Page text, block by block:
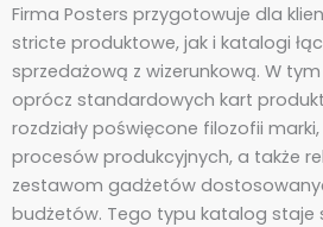
Firma Posters przygotowuje dla
stricte produktowe, jak i katalogi
sprzedażową z wizerunkową. W
oprócz standardowych kart
rozdziały poświęcone filozofii
procesów produkcyjnych, a także
zestawom gadżetów
budżetów. Tego typu katalog staje